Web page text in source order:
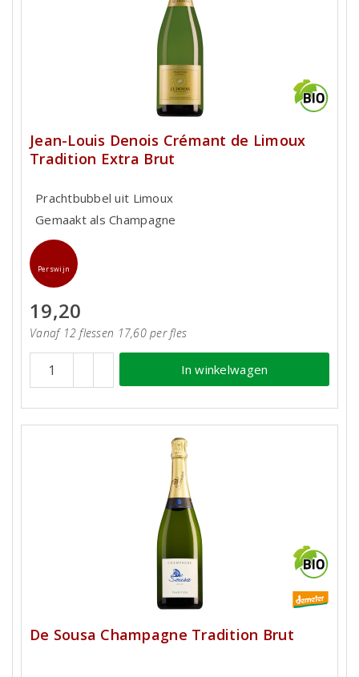
Jean-Louis Denois Crémant de Limoux
Tradition Extra Brut
Prachtbubbel uit Limoux
Gemaakt als Champagne
Perswijn
19,20
Vanaf 12 flessen 17,60 per fles
In winkelwagen
De Sousa Champagne Tradition Brut